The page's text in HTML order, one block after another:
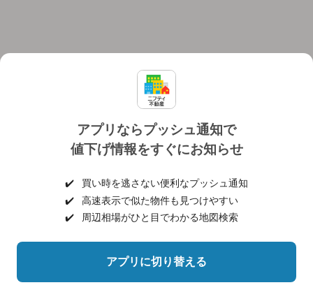
アプリならプッシュ通知で
値下げ情報をすぐにお知らせ
✔️
買い時を逃さない便利なプッシュ通知
✔️
高速表示で似た物件も見つけやすい
✔️
周辺相場がひと目でわかる地図検索
アプリに切り替える
個人情報保護ポリシー 利用規約
ヘルプ・お問い合わせ 採用情報
©NIFTY Lifestyle Co., Ltd.